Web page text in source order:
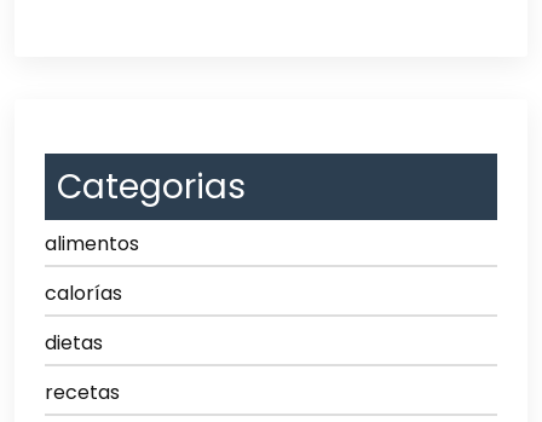
Categorias
alimentos
calorías
dietas
recetas